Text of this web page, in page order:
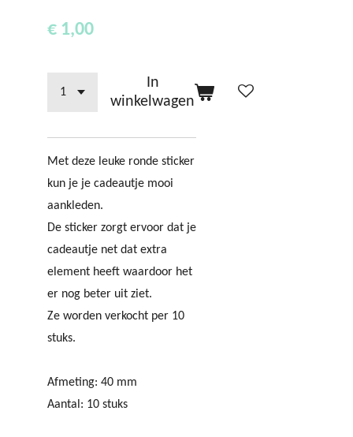
€ 1,00
In
winkelwagen
Met deze leuke ronde sticker
kun je je cadeautje mooi
aankleden.
De sticker zorgt ervoor dat je
cadeautje net dat extra
element heeft waardoor het
er nog beter uit ziet.
Ze worden verkocht per 10
stuks.
Afmeting: 40 mm
Aantal: 10 stuks